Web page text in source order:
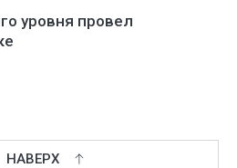
уровня провел
НАВЕРХ